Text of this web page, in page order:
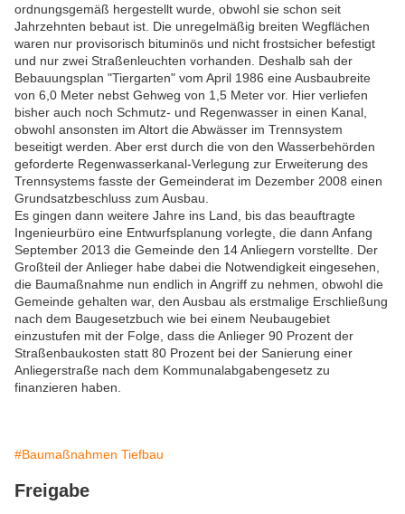
ordnungsgemäß hergestellt wurde, obwohl sie schon seit
Jahrzehnten bebaut ist. Die unregelmäßig breiten Wegflächen
waren nur provisorisch bituminös und nicht frostsicher befestigt
und nur zwei Straßenleuchten vorhanden. Deshalb sah der
Bebauungsplan "Tiergarten" vom April 1986 eine Ausbaubreite
von 6,0 Meter nebst Gehweg von 1,5 Meter vor. Hier verliefen
bisher auch noch Schmutz- und Regenwasser in einen Kanal,
obwohl ansonsten im Altort die Abwässer im Trennsystem
beseitigt werden. Aber erst durch die von den Wasserbehörden
geforderte Regenwasserkanal-Verlegung zur Erweiterung des
Trennsystems fasste der Gemeinderat im Dezember 2008 einen
Grundsatzbeschluss zum Ausbau.
Es gingen dann weitere Jahre ins Land, bis das beauftragte
Ingenieurbüro eine Entwurfsplanung vorlegte, die dann Anfang
September 2013 die Gemeinde den 14 Anliegern vorstellte. Der
Großteil der Anlieger habe dabei die Notwendigkeit eingesehen,
die Baumaßnahme nun endlich in Angriff zu nehmen, obwohl die
Gemeinde gehalten war, den Ausbau als erstmalige Erschließung
nach dem Baugesetzbuch wie bei einem Neubaugebiet
einzustufen mit der Folge, dass die Anlieger 90 Prozent der
Straßenbaukosten statt 80 Prozent bei der Sanierung einer
Anliegerstraße nach dem Kommunalabgabengesetz zu
finanzieren haben.
#Baumaßnahmen Tiefbau
Freigabe